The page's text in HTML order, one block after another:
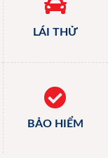
LÁI THỬ
BẢO HIỂM